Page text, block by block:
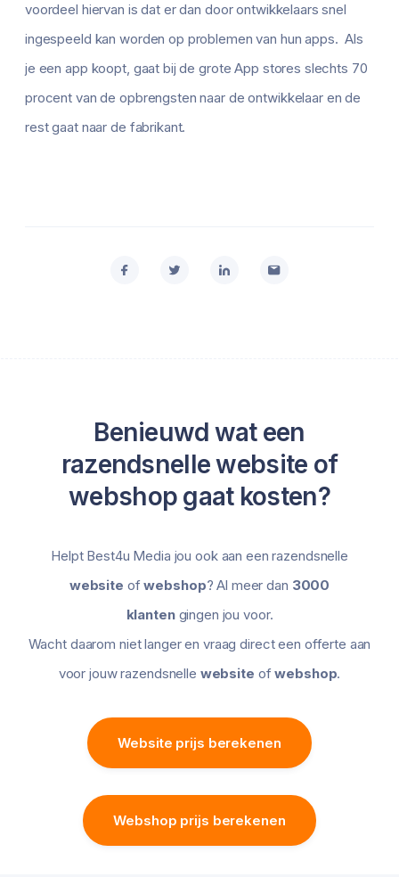
voordeel hiervan is dat er dan door ontwikkelaars snel
ingespeeld kan worden op problemen van hun apps. Als
je een app koopt, gaat bij de grote App stores slechts 70
procent van de opbrengsten naar de ontwikkelaar en de
rest gaat naar de fabrikant.
Benieuwd wat een
razendsnelle website of
webshop gaat kosten?
Helpt Best4u Media jou ook aan een razendsnelle
website ofwebshop? Al meer dan 3000
klantengingen jou voor.
Wacht daarom niet langer en vraag direct een offerte aan
voor jouw razendsnelle website ofwebshop.
Website prijs berekenen
Webshop prijs berekenen